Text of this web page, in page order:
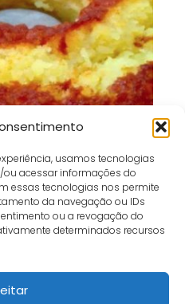
usamos tecnologias
acessar informações do
essas tecnologias nos permite
da navegação ou IDs
ou a revogação do
determinados recursos
de 3 Minutos:
Hora